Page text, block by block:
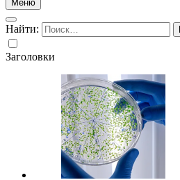
Меню
Найти:
Заголовки